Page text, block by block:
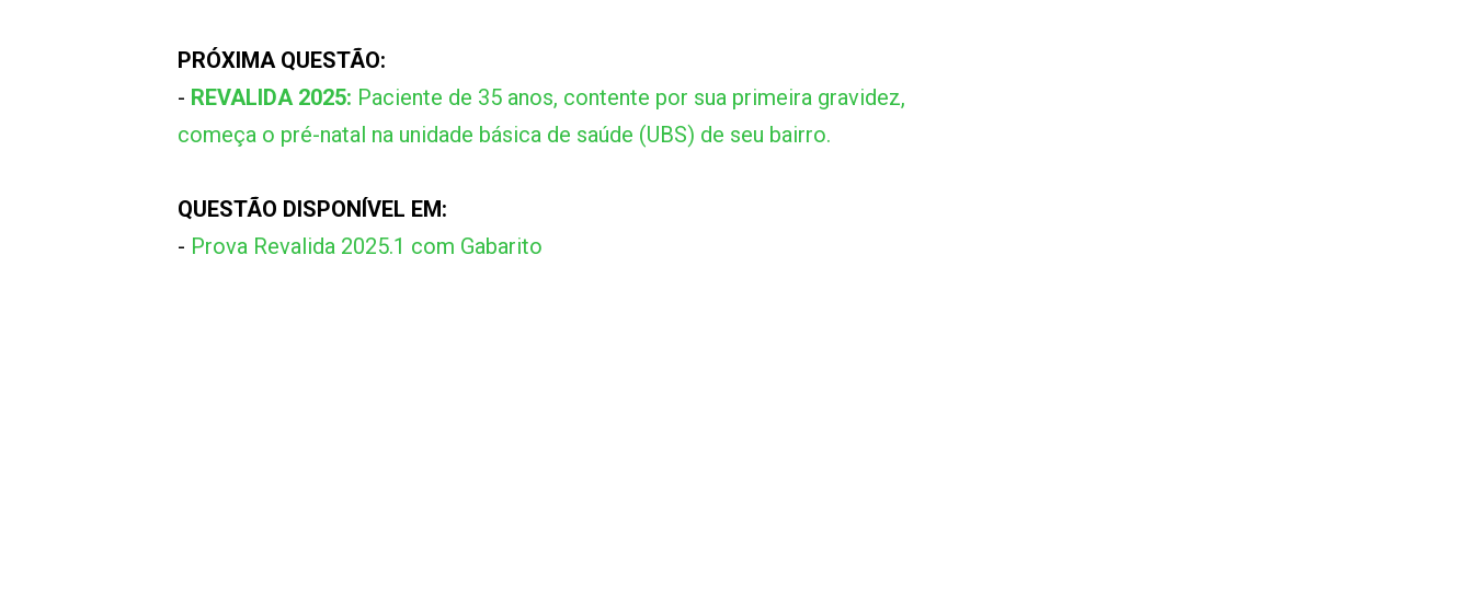
PRÓXIMA QUESTÃO:
- REVALIDA 2025: Paciente de 35 anos, contente por sua primeira gravidez,
começa o pré-natal na unidade básica de saúde (UBS) de seu bairro.
QUESTÃO DISPONÍVEL EM:
- Prova Revalida 2025.1 com Gabarito